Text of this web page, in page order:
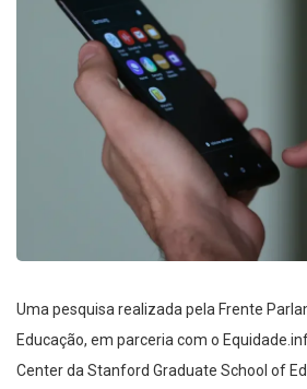
Uma pesquisa realizada pela Frente
Educação, em parceria com o
Center da Stanford Graduate School of